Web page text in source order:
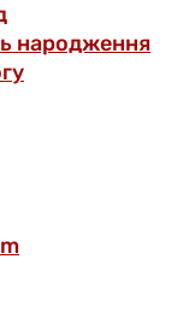
народження